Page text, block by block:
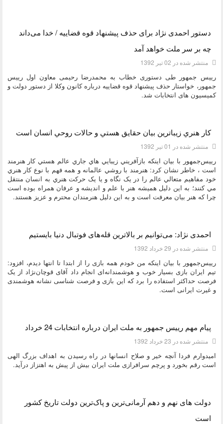
دستور احمدی نژاد برای حذف پیشنهاد قوه قضاییه / خدا می‌داند
چه بر سر ملت خواهد آمد
منتشر شده در 02 تیر 1392
رییس جمهور طی دستوری خطاب به محمدرضا رحیمی معاون اول رییس
جمهور، خواستار حذف پیشنهاد قوه قضاییه درباره کانون وکلا از دستور دولت و
کمیسیون های انتخابات شد.
کار هنري زيباترين بيان حقايق هستي و حالات روحي انسان است
منتشر شده در 01 تیر 1392
رييس‌جمهور با بيان اينکه بازآفريني زيبايي هاي جاري عالم هستي کار هنرمند
است ، خاطر نشان کرد: هنرمند با روشي عالمانه و همه فهم با نوع کار هنري
خود مفاهيم متعالي عالم را در يک نگاه و يا يک حرکت هنري به انسان منتقل
مي کنند؛ به اين دليل هميشه هنر با علم و انديشه و عرفان همراه بوده است
چرا که هنر بيان معرفت است و به اين دليل هنرمندان محترم و عزيز هستند.
احمدی نژاد: می‌توانیم بر بالاترین قله‌های فوتبال دنیا بایستیم
منتشر شده در 29 خرداد 1392
رییس‌جمهور با بیان اینکه من خودم همه بازی را از ابتدا تا انتها دیدم، افزود:
تیم ایران بازی بسیار خوب و هوشمندانه‌ای انجام داد آقای قوچان‌نژاد از یک
فرصت حداکثر استفاده را برد که این بازی و فرصت شناسی نشانه هوشمندی
و غیرت ایرانی است.
پیام مهم رییس جمهور به ملت ایران درباره انتخابات 24 خرداد
منتشر شده در 23 خرداد 1392
امیدوارم فردا آنچه خیر و صلاح انسانها در راه رسیدن به اهداف بزرگ الهی
است رقم بخورد و پرچم سرافرازی ملت ایران بیش از پیش به اهتزاز درآید.
دولت های نهم و دهم آرمانی‌ترین و پاک‌ترین دولت تاریخ کشور
است